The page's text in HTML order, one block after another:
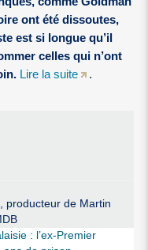
ont été dissoutes,
est si longue qu’il
celles qui n’ont
Lire la suite .
producteur de Martin
: l’ex-Premier